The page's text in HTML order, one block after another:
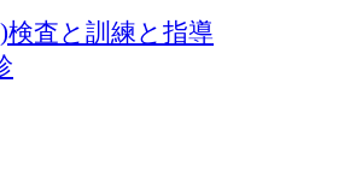
検査と訓練と指導